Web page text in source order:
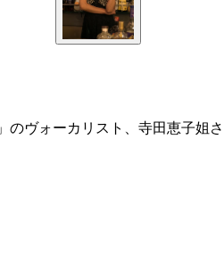
ヴォーカリスト、寺田恵子